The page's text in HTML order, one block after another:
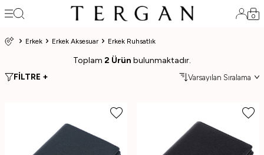
0
Erkek Erkek Aksesuar Erkek Ruhsatlık
Toplam 2 Ürün bulunmaktadır.
FİLTRE +